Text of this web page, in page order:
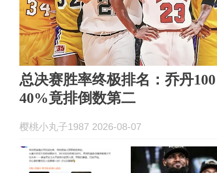
总决赛胜率终极排名：乔丹
40%竟排倒数第二
樱桃小丸子1987 2026-08-07